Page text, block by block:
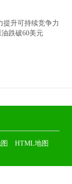
提升可持续竞争力
跌破60美元
HTML地图